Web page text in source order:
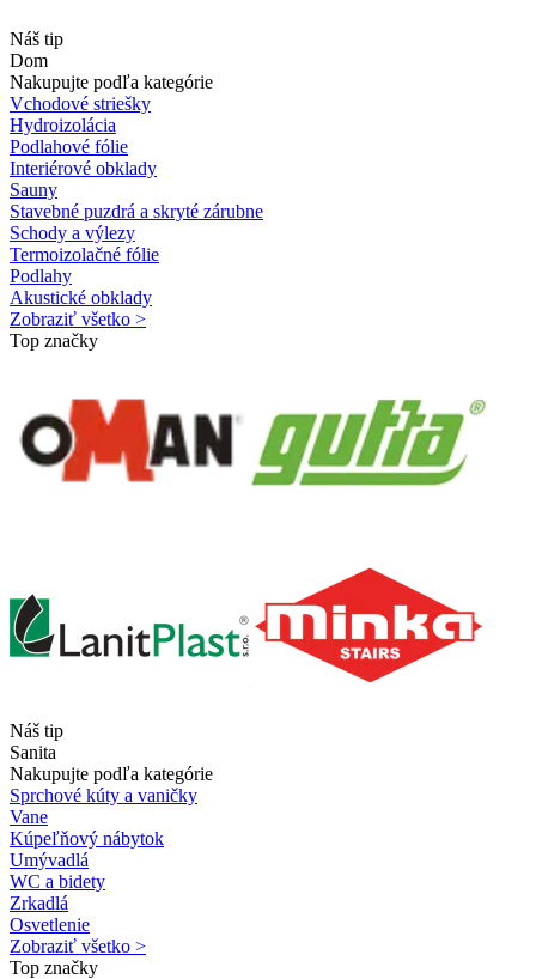
Náš tip
Dom
Nakupujte podľa kategórie
Vchodové striešky
Hydroizolácia
Podlahové fólie
Interiérové obklady
Sauny
Stavebné puzdrá a skryté zárubne
Schody a výlezy
Termoizolačné fólie
Podlahy
Akustické obklady
Zobraziť všetko >
Top značky
Náš tip
Sanita
Nakupujte podľa kategórie
Sprchové kúty a vaničky
Vane
Kúpeľňový nábytok
Umývadlá
WC a bidety
Zrkadlá
Osvetlenie
Zobraziť všetko >
Top značky